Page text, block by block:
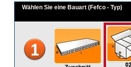
Wählen Sie eine Bauart (Fefco - Typ)